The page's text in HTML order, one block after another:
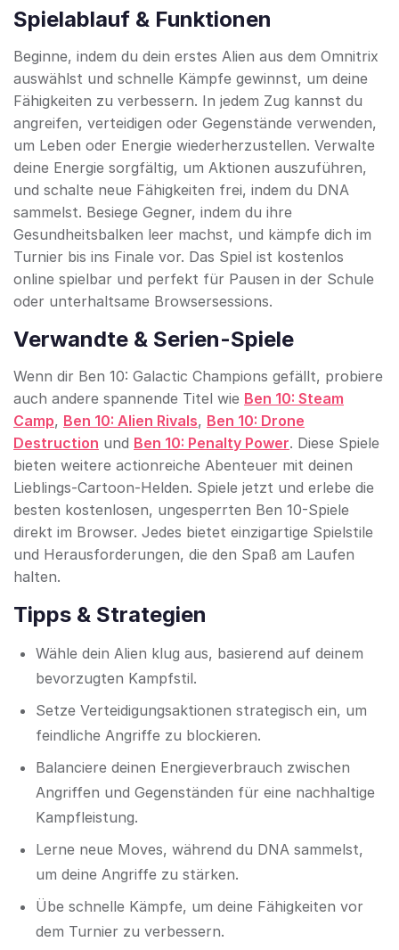
Spielablauf & Funktionen
Beginne, indem du dein erstes Alien aus dem Omnitrix
auswählst und schnelle Kämpfe gewinnst, um deine
Fähigkeiten zu verbessern. In jedem Zug kannst du
angreifen, verteidigen oder Gegenstände verwenden,
um Leben oder Energie wiederherzustellen. Verwalte
deine Energie sorgfältig, um Aktionen auszuführen,
und schalte neue Fähigkeiten frei, indem du DNA
sammelst. Besiege Gegner, indem du ihre
Gesundheitsbalken leer machst, und kämpfe dich im
Turnier bis ins Finale vor. Das Spiel ist kostenlos
online spielbar und perfekt für Pausen in der Schule
oder unterhaltsame Browsersessions.
Verwandte & Serien-Spiele
Wenn dir Ben 10: Galactic Champions gefällt, probiere
auch andere spannende Titel wie Ben 10: Steam
Camp, Ben 10: Alien Rivals, Ben 10: Drone
Destruction und Ben 10: Penalty Power. Diese Spiele
bieten weitere actionreiche Abenteuer mit deinen
Lieblings-Cartoon-Helden. Spiele jetzt und erlebe die
besten kostenlosen, ungesperrten Ben 10-Spiele
direkt im Browser. Jedes bietet einzigartige Spielstile
und Herausforderungen, die den Spaß am Laufen
halten.
Tipps & Strategien
Wähle dein Alien klug aus, basierend auf deinem
bevorzugten Kampfstil.
Setze Verteidigungsaktionen strategisch ein, um
feindliche Angriffe zu blockieren.
Balanciere deinen Energieverbrauch zwischen
Angriffen und Gegenständen für eine nachhaltige
Kampfleistung.
Lerne neue Moves, während du DNA sammelst,
um deine Angriffe zu stärken.
Übe schnelle Kämpfe, um deine Fähigkeiten vor
dem Turnier zu verbessern.